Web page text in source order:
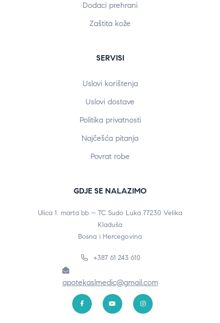
Dodaci prehrani
Zaštita kože
SERVISI
Uslovi korištenja
Uslovi dostave
Politika privatnosti
Najčešća pitanja
Povrat robe
GDJE SE NALAZIMO
Ulica 1. marta bb – TC Sudo Luka 77230 Velika
Kladuša
Bosna i Hercegovina
+387 61 243 610
apotekaslmedic@gmail.com